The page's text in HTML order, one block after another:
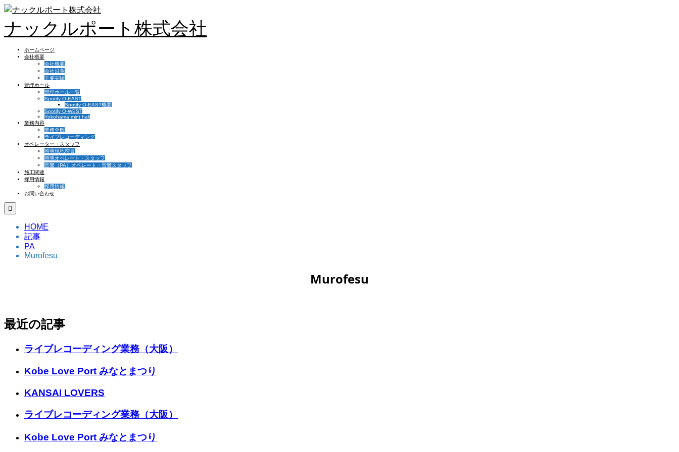
ナックルポート株式会社
ホームページ
会社概要
会社概要
会社沿革
主要実績
管理ホール
管理ホール一覧
Spotify O-EAST
Spotify O-EAST概要
Spotify O-WEST
Yokohama mint hall
業務内容
業務全般
ライブレコーディング
オペレーター・スタッフ
照明現地増員
照明オペレート・スタッフ
音響（PA）オペレート・音響スタッフ
施工関連
採用情報
採用情報
お問い合わせ

HOME
記事
PA
Murofesu
Murofesu
最近の記事
ライブレコーディング業務（大阪）
Kobe Love Port みなとまつり
KANSAI LOVERS
ライブレコーディング業務（大阪）
Kobe Love Port みなとまつり